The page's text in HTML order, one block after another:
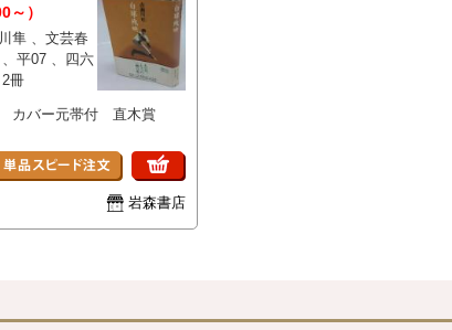
～）
文芸春
2冊
カバー元帯付 直木賞
岩森書店